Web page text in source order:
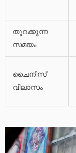
തുറക്കുന്ന
സമയം
ചൈനീസ്
വിലാസം